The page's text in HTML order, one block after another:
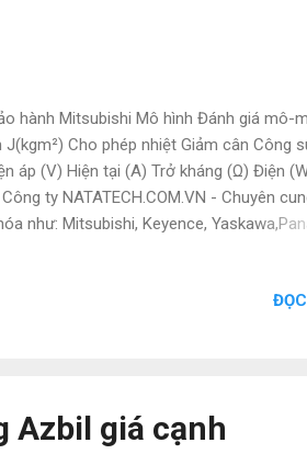
hành Mitsubishi Mô hình Đánh giá mô-
Cho phép nhiệt Giảm cân Công
áp (V) Hiện tại (A) Trở kháng (Ω) Điện
ty NATATECH.COM.VN - Chuyên
như: Mitsubishi, Keyence,
• Website :
Azbil giá cạnh